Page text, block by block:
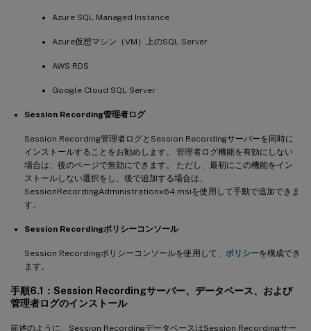
Azure SQL Managed Instance
Azure仮想マシン（VM）上のSQL Server
AWS RDS
Google Cloud SQL Server
Session Recording管理者ログ
Session Recording管理者ログとSession Recordingサーバーを同時に
インストールすることをお勧めします。 管理者ログ機能を有効にしない
場合は、後のページで無効にできます。 ただし、最初にこの機能をイン
ストールしない選択をし、後で追加する場合は、
SessionRecordingAdministrationx64.msiを使用して手動で追加できま
す。
Session Recordingポリシーコンソール
Session Recordingポリシーコンソールを使用して、 ポリシーを構成でき
ます。
手順6.1：Session Recordingサーバー、データベース、および
管理者ログのインストール
前述のように、Session RecordingデータベースはSession Recordingサー